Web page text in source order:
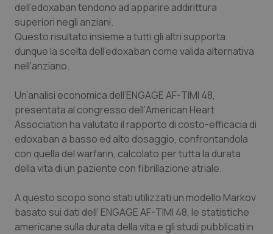
dell’edoxaban tendono ad apparire addirittura
superiori negli anziani.
Questo risultato insieme a tutti gli altri supporta
dunque la scelta dell’edoxaban come valida alternativa
nell’anziano.
Un’analisi economica dell’ENGAGE AF-TIMI 48,
presentata al congresso dell’American Heart
Association ha valutato il rapporto di costo-efficacia di
edoxaban a basso ed alto dosaggio, confrontandola
con quella del warfarin, calcolato per tutta la durata
della vita di un paziente con fibrillazione atriale.
A questo scopo sono stati utilizzati un modello Markov
basato sui dati dell’ ENGAGE AF-TIMI 48, le statistiche
americane sulla durata della vita e gli studi pubblicati in